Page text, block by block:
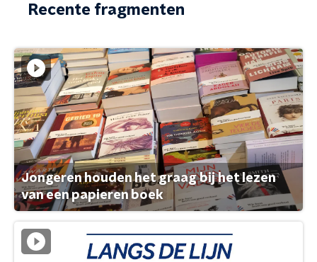
Recente fragmenten
Jongeren houden het graag bij het lezen
van een papieren boek